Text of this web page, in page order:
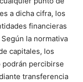
a dicha cifra, los
financieras
la normativa
capitales, los
podrán percibirse
transferencia